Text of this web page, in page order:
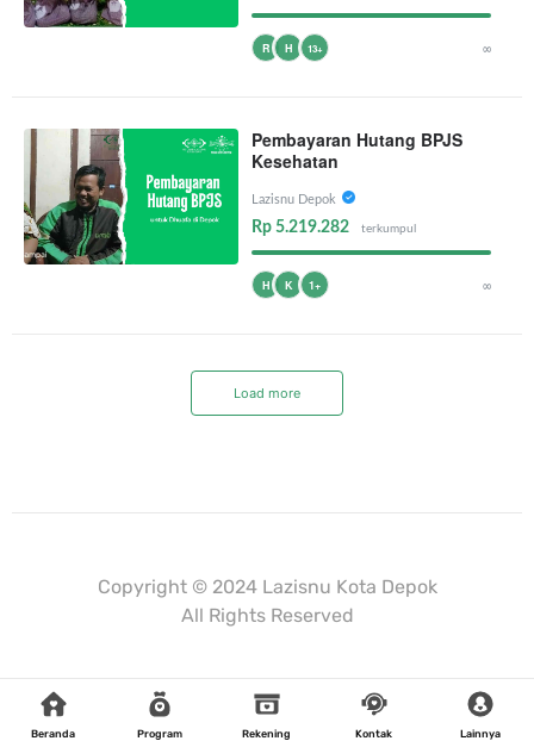
R H 13+ ∞
Pembayaran Hutang BPJS
Kesehatan
Lazisnu Depok
Rp 5.219.282 terkumpul
H K 1+ ∞
Load more
Copyright © 2024 Lazisnu Kota Depok
All Rights Reserved
Beranda Program Rekening Kontak Lainnya